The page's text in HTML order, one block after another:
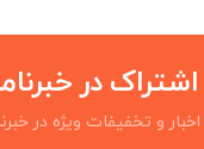
اشتراک در
و تخفیفات ویژه در